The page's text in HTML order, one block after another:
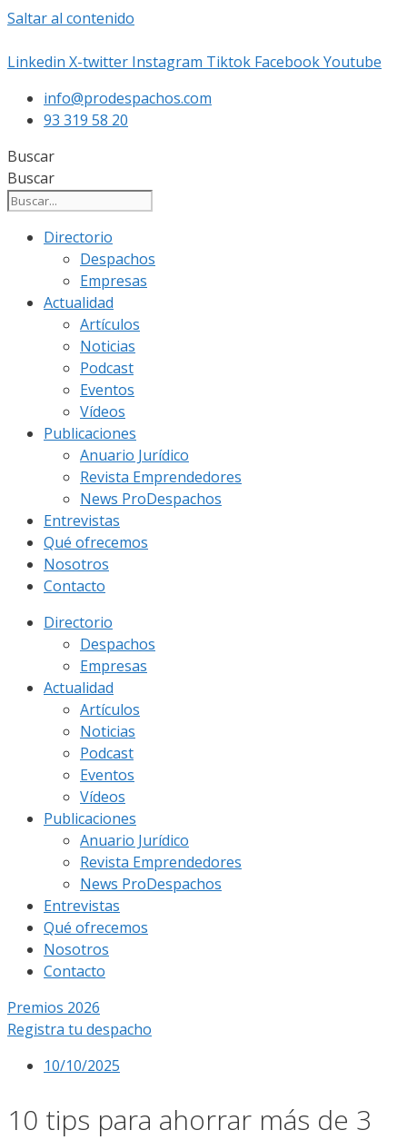
Saltar al contenido
Linkedin X-twitter Instagram Tiktok FacebookYoutube
info@prodespachos.com
93 319 58 20
Buscar
Buscar
Directorio
Despachos
Empresas
Actualidad
Artículos
Noticias
Podcast
Eventos
Vídeos
Publicaciones
Anuario Jurídico
Revista Emprendedores
News ProDespachos
Entrevistas
Qué ofrecemos
Nosotros
Contacto
Directorio
Despachos
Empresas
Actualidad
Artículos
Noticias
Podcast
Eventos
Vídeos
Publicaciones
Anuario Jurídico
Revista Emprendedores
News ProDespachos
Entrevistas
Qué ofrecemos
Nosotros
Contacto
Premios 2026
Registra tu despacho
10/10/2025
10 tips para ahorrar más de 3